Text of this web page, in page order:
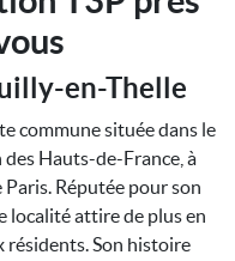
en-Thelle
commune située dans le
des Hauts-de-France, à
Réputée pour son
localité attire de plus en
résidents. Son histoire